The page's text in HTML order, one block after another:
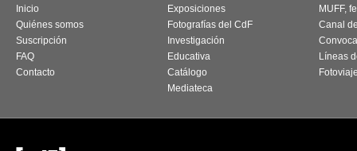
Inicio
Quiénes somos
Suscripción
FAQ
Contacto
Exposiciones
Fotografías del CdF
Investigación
Educativa
Catálogo
Mediateca
MUFF,
Canal
Líneas